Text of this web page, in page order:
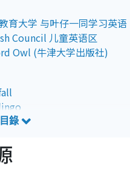
育大学 与叶仔一同学习英语
Council 儿童英语区
Owl (牛津大学出版社)